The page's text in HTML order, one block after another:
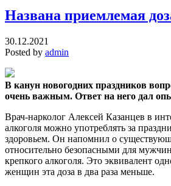
Названа приемлемая
30.12.2021
Posted by admin
В канун новогодних праздников
очень важным. Ответ на него дал
Врач-нарколог Алексей Казанцев в
алкоголя можно употреблять за
здоровьем. Он напомнил о
относительно безопасными для
крепкого алкоголя. Это эквивалент
женщин эта доза в два раза меньше.